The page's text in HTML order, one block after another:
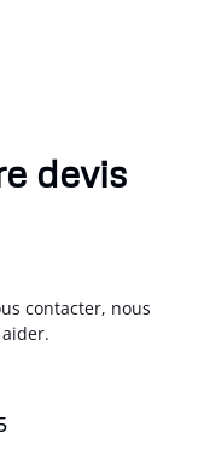
devis
contacter, nous